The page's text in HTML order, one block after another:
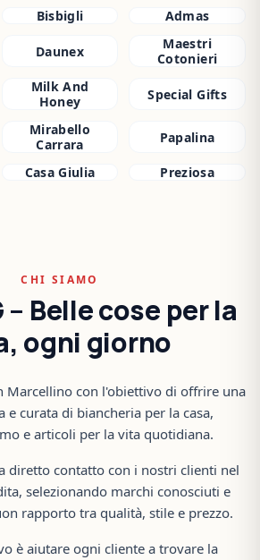
Bisbigli Admas
Daunex
Maestri
Cotonieri
Milk And
Honey
Special Gifts
Mirabello
Carrara
Papalina
Casa Giulia
Preziosa
CHI SIAMO
– Belle cose per la
ogni giorno
Marcellino con l'obiettivo di offrire una
e curata di biancheria per la casa,
e articoli per la vita quotidiana.
diretto contatto con i nostri clienti nel
selezionando marchi conosciuti e
rapporto tra qualità, stile e prezzo.
è aiutare ogni cliente a trovare la